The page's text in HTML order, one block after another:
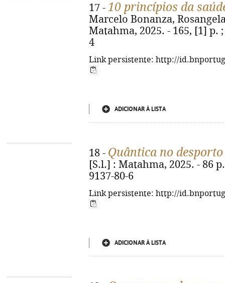
17 - 10 princípios da
Marcelo Bonanza,
Matahma, 2025. - 165, [1] p.
4
Link persistente: http://
ADICIONAR À LISTA
18 - Quântica no desporto
[S.l.] : Matahma, 2025. - 86
9137-80-6
Link persistente: http://
ADICIONAR À LISTA